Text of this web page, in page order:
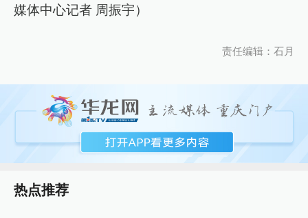
媒体中心记者 周振宇）
责任编辑：石月
热点推荐